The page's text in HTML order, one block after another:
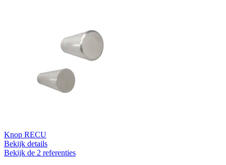
Knop RECU
Bekijk details
Bekijk de 2 referenties